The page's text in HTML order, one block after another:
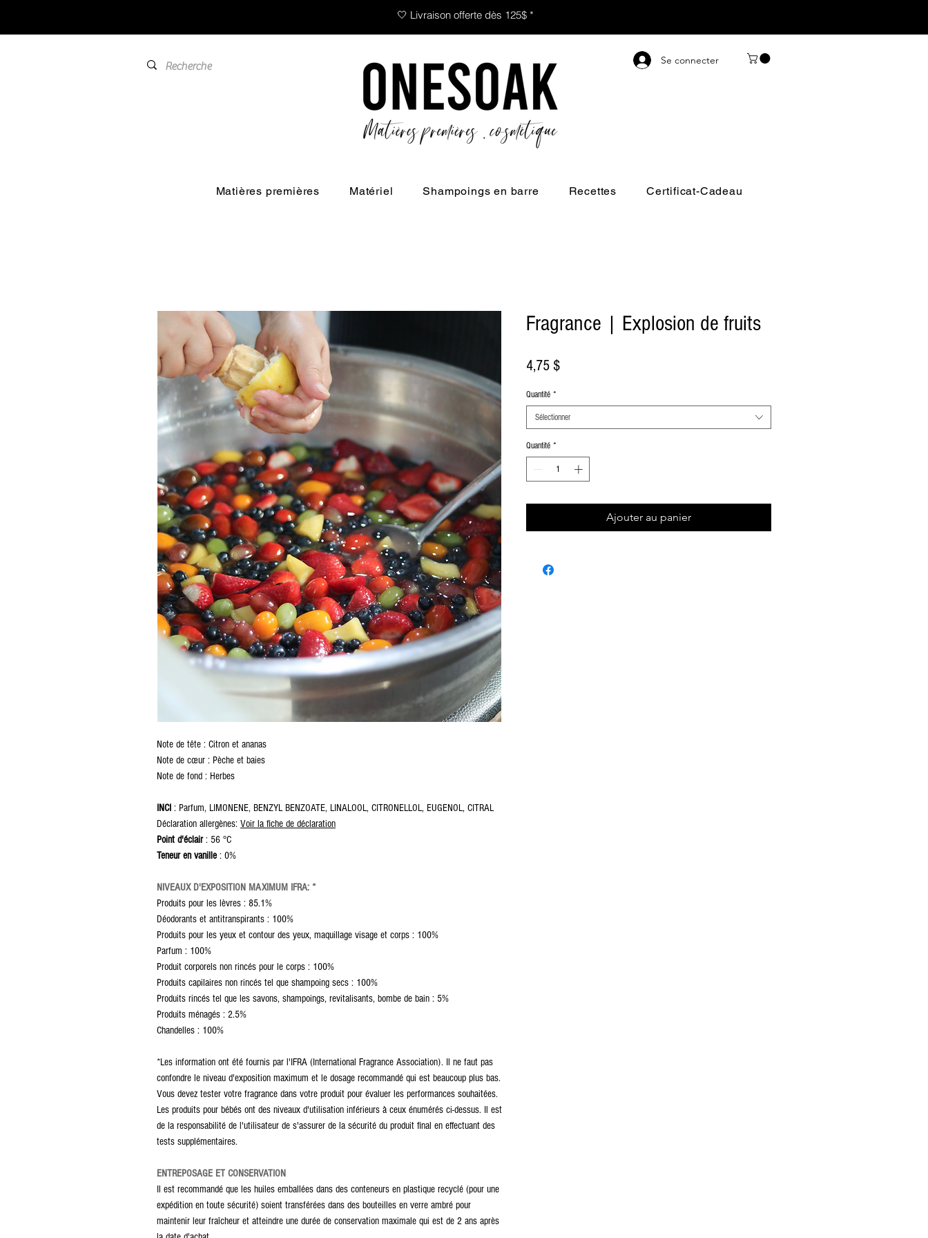
🤍 Livraison offerte dès 125$ *
Se connecter
Matières premières Matériel Shampoings en barre Recettes Certificat-Cadeau
Note de tête : Citron et ananas
Note de cœur : Pèche et baies
Note de fond : Herbes
INCI : Parfum, LIMONENE, BENZYL BENZOATE, LINALOOL, CITRONELLOL, EUGENOL, CITRAL
Déclaration allergènes: Voir la fiche de déclaration
Point d'éclair: 56 °C
Teneur en vanille : 0%
NIVEAUX D'EXPOSITION MAXIMUM IFRA: *
Produits pour les lèvres : 85.1%
Déodorants et antitranspirants : 100%
Produits pour les yeux et contour des yeux, maquillage visage et corps : 100%
Parfum : 100%
Produit corporels non rincés pour le corps : 100%
Produits capilaires non rincés tel que shampoing secs : 100%
Produits rincés tel que les savons, shampoings, revitalisants, bombe de bain : 5%
Produits ménagés : 2.5%
Chandelles : 100%
*Les information ont été fournis par l'IFRA (International Fragrance Association). Il ne faut pas
confondre le niveau d'exposition maximum et le dosage recommandé qui est beaucoup plus bas.
Vous devez tester votre fragrance dans votre produit pour évaluer les performances souhaitées.
Les produits pour bébés ont des niveaux d'utilisation inférieurs à ceux énumérés ci-dessus. Il est
de la responsabilité de l'utilisateur de s'assurer de la sécurité du produit final en effectuant des
tests supplémentaires.
ENTREPOSAGE ET CONSERVATION
Il est recommandé que les huiles emballées dans des conteneurs en plastique recyclé (pour une
expédition en toute sécurité) soient transférées dans des bouteilles en verre ambré pour
maintenir leur fraîcheur et atteindre une durée de conservation maximale qui est de 2 ans après
Fragrance | Explosion de fruits
4,75 $Prix
Quantité *
Sélectionner
Quantité *
Ajouter au panier